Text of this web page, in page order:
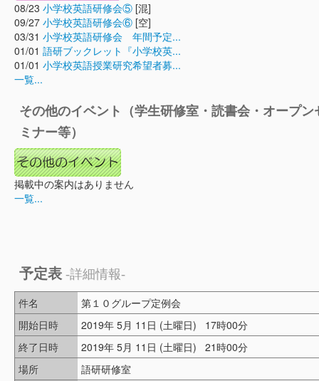
08/23 小学校英語研修会⑤ [混]
09/27 小学校英語研修会⑥ [空]
03/31 小学校英語研修会 年間予定...
01/01 語研ブックレット『小学校英...
01/01 小学校英語授業研究希望者募...
一覧...
その他のイベント（学生研修室・読書会・オープン
ミナー等）
掲載中の案内はありません
一覧...
予定表 -詳細情報-
件名
第１０グループ定例会
開始日時
2019年 5月 11日 (土曜日) 17時00分
終了日時
2019年 5月 11日 (土曜日) 21時00分
場所
語研研修室